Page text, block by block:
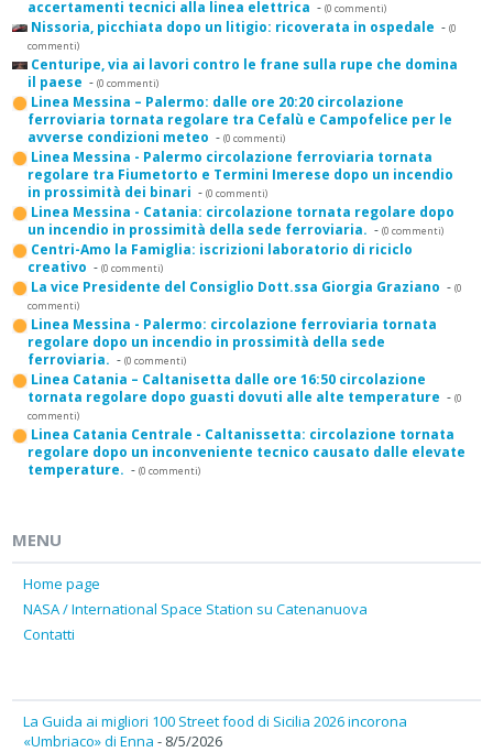
accertamenti tecnici alla linea elettrica - (0 commenti)
Nissoria, picchiata dopo un litigio: ricoverata in ospedale - (0
commenti)
Centuripe, via ai lavori contro le frane sulla rupe che domina
il paese - (0 commenti)
Linea Messina – Palermo: dalle ore 20:20 circolazione
ferroviaria tornata regolare tra Cefalù e Campofelice per le
avverse condizioni meteo - (0 commenti)
Linea Messina - Palermo circolazione ferroviaria tornata
regolare tra Fiumetorto e Termini Imerese dopo un incendio
in prossimità dei binari - (0 commenti)
Linea Messina - Catania: circolazione tornata regolare dopo
un incendio in prossimità della sede ferroviaria. - (0 commenti)
Centri-Amo la Famiglia: iscrizioni laboratorio di riciclo
creativo - (0 commenti)
La vice Presidente del Consiglio Dott.ssa Giorgia Graziano - (0
commenti)
Linea Messina - Palermo: circolazione ferroviaria tornata
regolare dopo un incendio in prossimità della sede
ferroviaria. - (0 commenti)
Linea Catania – Caltanisetta dalle ore 16:50 circolazione
tornata regolare dopo guasti dovuti alle alte temperature - (0
commenti)
Linea Catania Centrale - Caltanissetta: circolazione tornata
regolare dopo un inconveniente tecnico causato dalle elevate
temperature. - (0 commenti)
MENU
Home page
NASA / International Space Station su Catenanuova
Contatti
La Guida ai migliori 100 Street food di Sicilia 2026 incorona
«Umbriaco» di Enna - 8/5/2026